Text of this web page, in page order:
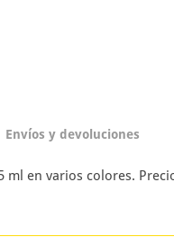
Envíos y devoluciones
ml en varios colores.